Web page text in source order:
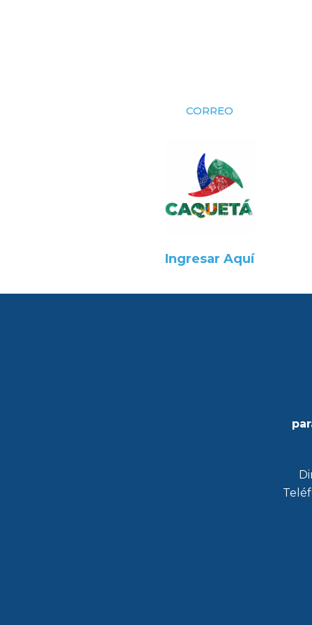
CORREO
Ingresar Aquí